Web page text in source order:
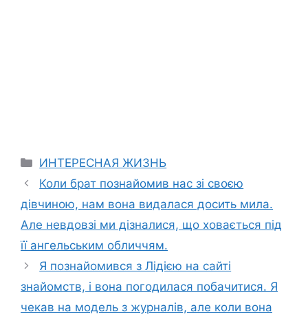
Categories
ИНТЕРЕСНАЯ ЖИЗНЬ
Коли брат познайомив нас зі своєю
дівчиною, нам вона видалася досить мила.
Але невдовзі ми дізналися, що ховається під
її ангельським обличчям.
Я познайомився з Лідією на сайті
знайомств, і вона погодилася побачитися. Я
чекав на модель з журналів, але коли вона